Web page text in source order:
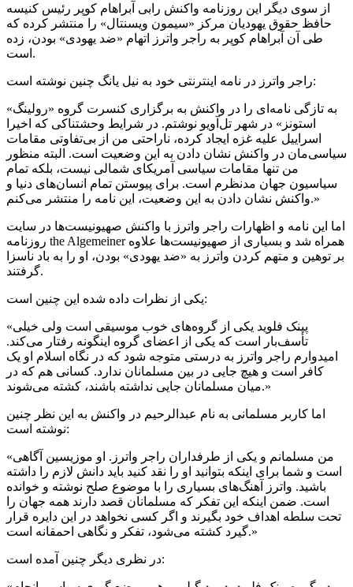
از سوی دیگر این روزنامه واکنش رابی آبراهام کوپر رئیس کنیسه
حافظ حقوق یهودیان مرکز «سیمون ویسنتال» را منتشر کرده که
طی آن آبراهام کوپر به راجر واترز اتهام «ضد یهودی» بودن، زده
است.
راجر واترز در نامه اینترنتی خود به نیل یانگ چنین نوشته است:
«به تازگی نامه‌ای را در واکنش به برگزاری کنسرت گروه «رولینگ
استونز» در شهر تل‌آویو نوشتم. در شرایط وحشتناکی که اخیرا
اسراییل علیه غزه ایجاد کرده، ناراحتی من از بی‌تفاوتی مقامات
سیاسی‌مان در واکنش نشان دادن به این وضعیت است. البته منظور
من تنها مقامات سیاسی آمریکای شمالی نیست، بلکه تمام
سیاسیون جهان مدنظرم است. برای پیوستن تمام انسان‌های دنیا و
واکنش نشان دادن به این وضعیت، این نامه را منتشر می‌کنم.»
اما این نامه و اظهارات راجر واترز با واکنش صهیونیست‌ها در سایت
روزنامه the Algemeiner همراه شد و بسیاری از صهیونیست‌ها علاوه
بر توهین و متهم کردن واترز به «ضد یهودی» بودن، او را به باد ناسزا
گرفتند.
یکی از نظرات داده شده این چنین است:
«پینک فلوید یکی از گروه‌های خوب موسیقی است ولی خیلی
تأسف‌بار است که یکی از اعضای گروه اینگونه رفتار می‌کند.
امیدوارم راجر واترز به درستی متوجه شود که در نگاه اسلام او یک
کافر است و هیچ جایی در بین مسلمانان ندارد. کسانی هم که در
میان مسلمانان جایی نداشته باشند، کشته می‌شوند.»
اما کاربر مسلمانی به نام عبدالرحیم در واکنش به این نظر چنین
نوشته است:
«من مسلمانم و یکی از طرفداران راجر واترز. او موزیسین آگاهی
است و شما برای اینکه بتوانید او را نقد کنید باید دانش لازم را داشته
باشید. واترز آهنگ‌های بسیاری را با موضوع صلح نوشته و خوانده
است. ضمن اینکه این تفکر که مسلمانان قصد دارند همه جهان را
تحت سلطه اهداف خود بگیرند و اگر کسی نخواهد در این دایره قرار
گیرد کشته می‌شود، تفکر و نگاهی احمقانه است.»
در نظری دیگر چنین آمده است: